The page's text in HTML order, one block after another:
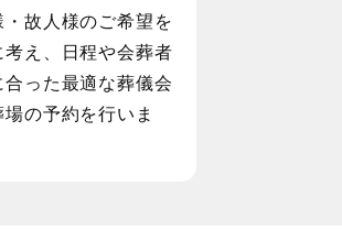
・故人様のご希望を
え、日程や会葬者
った最適な葬儀会
の予約を行いま